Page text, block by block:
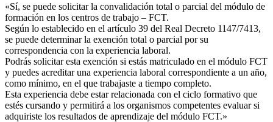
«Sí, se puede solicitar la convalidación total o parcial del módulo de
formación en los centros de trabajo – FCT.
Según lo establecido en el artículo 39 del Real Decreto 1147/7413,
se puede determinar la exención total o parcial por su
correspondencia con la experiencia laboral.
Podrás solicitar esta exención si estás matriculado en el módulo FCT
y puedes acreditar una experiencia laboral correspondiente a un año,
como mínimo, en el que trabajaste a tiempo completo.
Esta experiencia debe estar relacionada con el ciclo formativo que
estés cursando y permitirá a los organismos competentes evaluar si
adquiriste los resultados de aprendizaje del módulo FCT.»